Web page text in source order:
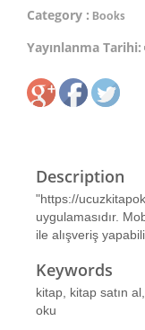
Category : Books
Yayınlanma Tarihi:
Description
"https://
uygulamasıdır.
ile alışveriş
Keywords
kitap, kitap satın
oku